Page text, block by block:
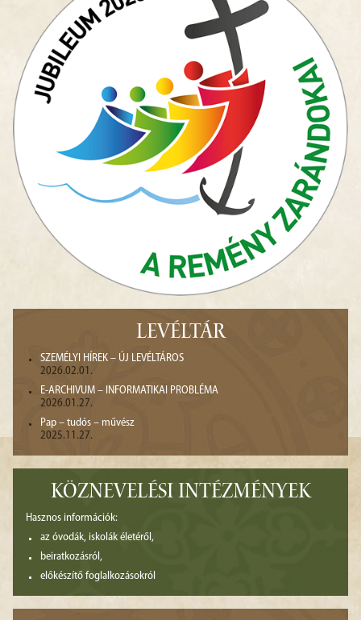
LEVÉLTÁR
SZEMÉLYI HÍREK – ÚJ LEVÉLTÁROS
2026.02.01.
E-ARCHIVUM – INFORMATIKAI PROBLÉMA
2026.01.27.
Pap – tudós – művész
2025.11.27.
KÖZNEVELÉSI INTÉZMÉNYEK
Hasznos információk:
az óvodák, iskolák életéről,
beiratkozásról,
előkészítő foglalkozásokról